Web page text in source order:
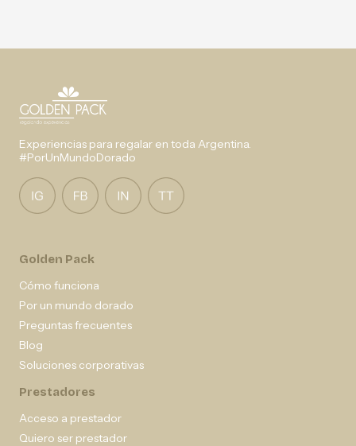
Experiencias para regalar en toda Argentina.
#PorUnMundoDorado
Golden Pack
Cómo funciona
Por un mundo dorado
Preguntas frecuentes
Blog
Soluciones corporativas
Prestadores
Acceso a prestador
Quiero ser prestador